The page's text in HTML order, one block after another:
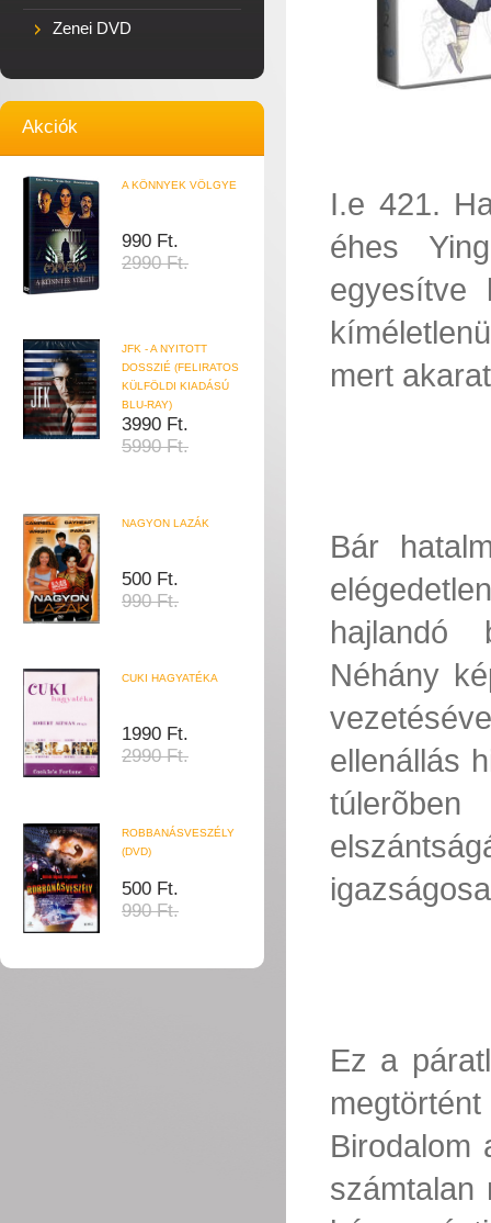
Zenei DVD
Akciók
A KÖNNYEK VÖLGYE
990 Ft.
2990 Ft.
JFK - A NYITOTT
DOSSZIÉ (FELIRATOS
KÜLFÖLDI KIADÁSÚ
BLU-RAY)
3990 Ft.
5990 Ft.
NAGYON LAZÁK
500 Ft.
990 Ft.
CUKI HAGYATÉKA
1990 Ft.
2990 Ft.
ROBBANÁSVESZÉLY
(DVD)
500 Ft.
990 Ft.
I.e 421.
éhes
egyesítve
mert
Bár
hajlandó
Néhány
ellenállás
Ez a
Birodalom
számtalan